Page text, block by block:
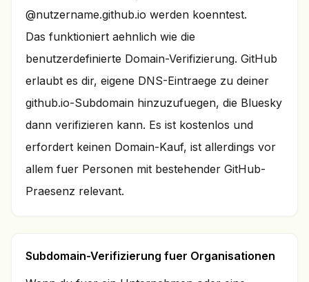
@nutzername.github.io werden koenntest.
Das funktioniert aehnlich wie die
benutzerdefinierte Domain-Verifizierung. GitHub
erlaubt es dir, eigene DNS-Eintraege zu deiner
github.io-Subdomain hinzuzufuegen, die Bluesky
dann verifizieren kann. Es ist kostenlos und
erfordert keinen Domain-Kauf, ist allerdings vor
allem fuer Personen mit bestehender GitHub-
Praesenz relevant.
Subdomain-Verifizierung fuer Organisationen